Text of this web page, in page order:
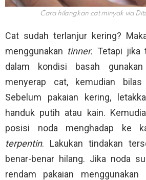
Cara hilangkan cat minyak via
Cat sudah terlanjur kering?
menggunakan tinner. Tetapi jika
dalam kondisi basah
menyerap cat, kemudian bilas
Sebelum pakaian kering,
handuk putih atau kain.
posisi noda menghadap ke
terpentin. Lakukan tindakan
benar-benar hilang. Jika noda
rendam pakaian